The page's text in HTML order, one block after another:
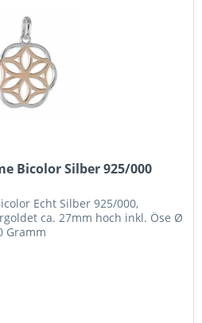
Bicolor Silber 925/000
Echt Silber 925/000,
ca. 27mm hoch inkl. Öse Ø
Gramm